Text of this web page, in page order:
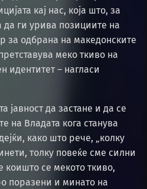
кај нас, која што, за
ги урива позициите на
за одбрана на македонските
меко ткиво на
идентитет – нагласи
јавност да застане и да се
на Владата кога станува
како што рече, „колку
толку повеќе сме силни
коишто се мекото ткиво,
поразени и минато на